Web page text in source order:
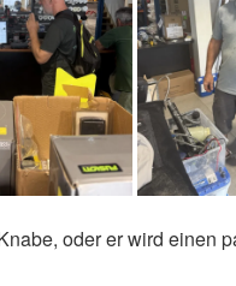
oder er wird einen